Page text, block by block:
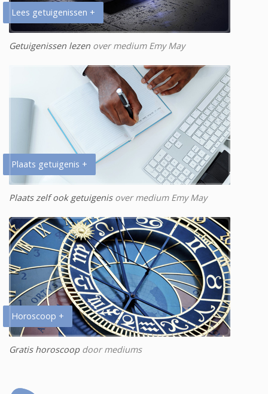
Lees getuigenissen +
Getuigenissen lezen over medium Emy May
Plaats getuigenis +
Plaats zelf ook getuigenisover medium Emy May
Horoscoop +
Gratis horoscoopdoor mediums